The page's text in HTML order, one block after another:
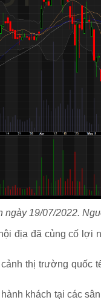
19/07/2022.
địa đã củng cố lợi
thị trường quốc
khách tại các